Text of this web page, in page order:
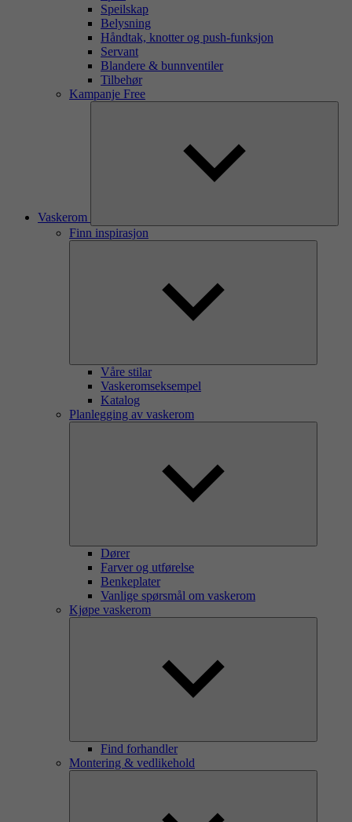
Speilskap
Belysning
Håndtak, knotter og push-funksjon
Servant
Blandere & bunnventiler
Tilbehør
Kampanje Free
Vaskerom
Finn inspirasjon
Våre stilar
Vaskeromseksempel
Katalog
Planlegging av vaskerom
Dører
Farver og utførelse
Benkeplater
Vanlige spørsmål om vaskerom
Kjøpe vaskerom
Find forhandler
Montering & vedlikehold